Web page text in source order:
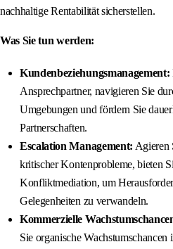
nachhaltige Rentabilität sicherstellen.
Was Sie tun werden:
Kundenbeziehungsmanagement:
Ansprechpartner, navigieren Sie
Umgebungen und fördern Sie
Partnerschaften.
Escalation Management: Agieren
kritischer Kontenprobleme, bieten
Konfliktmediation, um
Gelegenheiten zu verwandeln.
Kommerzielle
Sie organische